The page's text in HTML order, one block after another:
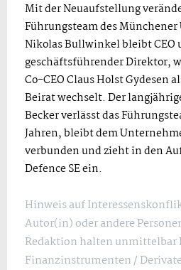
Mit der Neuaufstellung
Führungsteam des
Nikolas Bullwinkel bleibt CEO
geschäftsführender Direktor,
Co-CEO Claus Holst Gydesen
Beirat wechselt. Der
Becker verlässt das
Jahren, bleibt dem
verbunden und zieht in den
Defence SE ein.
Hinweis auf
Autor(in) oder andere
Redaktion halten unmittelbar
Finanzinstrumenten /